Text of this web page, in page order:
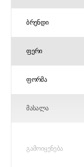
ᲑᲠᲔᲜᲓᲘ
ᲤᲔᲠᲘ
ᲤᲝᲠᲛᲐ
ᲛᲐᲡᲐᲚᲐ
ᲒᲐᲛᲝᲘᲧᲔᲜᲔᲑᲐ